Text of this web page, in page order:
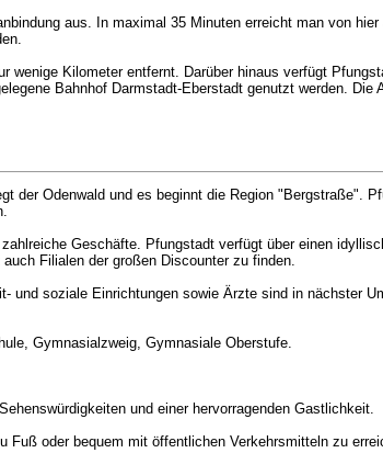
aus. In maximal 35 Minuten erreicht man von
wenige Kilometer entfernt. Darüber hinaus verfügt
Bahnhof Darmstadt-Eberstadt genutzt werden. Die
der Odenwald und es beginnt die Region "Bergstraße".
Geschäfte. Pfungstadt verfügt über einen
Filialen der großen Discounter zu finden.
soziale Einrichtungen sowie Ärzte sind in nächster
Gymnasialzweig, Gymnasiale Oberstufe.
und einer hervorragenden Gastlichkeit.
oder bequem mit öffentlichen Verkehrsmitteln zu